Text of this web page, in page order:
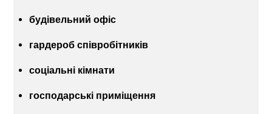
будівельний офіс
гардероб співробітників
соціальні кімнати
господарські приміщення